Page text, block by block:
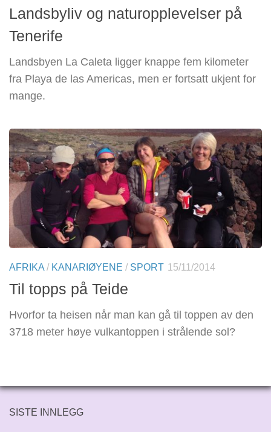
Landsbyliv og naturopplevelser på
Tenerife
Landsbyen La Caleta ligger knappe fem kilometer
fra Playa de las Americas, men er fortsatt ukjent for
mange.
AFRIKA / KANARIØYENE / SPORT 15/11/2014
Til topps på Teide
Hvorfor ta heisen når man kan gå til toppen av den
3718 meter høye vulkantoppen i strålende sol?
SISTE INNLEGG